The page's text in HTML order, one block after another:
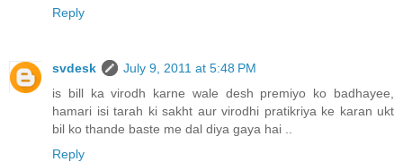
Reply
svdesk
July 9, 2011 at 5:48 PM
is bill ka virodh karne wale desh premiyo ko badhayee,
hamari isi tarah ki sakht aur virodhi pratikriya ke karan ukt
bil ko thande baste me dal diya gaya hai ..
Reply